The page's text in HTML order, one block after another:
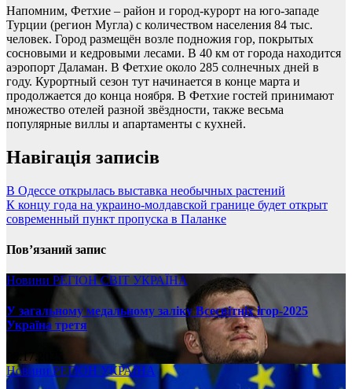
Напомним, Фетхие – район и город-курорт на юго-западе
Турции (регион Мугла) с количеством населения 84 тыс.
человек. Город размещён возле подножия гор, покрытых
сосновыми и кедровыми лесами. В 40 км от города находится
аэропорт Даламан. В Фетхие около 285 солнечных дней в
году. Курортный сезон тут начинается в конце марта и
продолжается до конца ноября. В Фетхие гостей принимают
множество отелей разной звёздности, также весьма
популярные виллы и апартаменты с кухней.
Навігація записів
В Одессе открылась выставка необычных растений
К концу года на украино-молдавской границе будет открыт
современный пункт пропуска в Паланке
Пов’язаний запис
Новини РЕГІОНСВІТ УКРАЇНА
У загальному медальному заліку Всесвітніх ігор-2025
Україна третя
08.17.2025
НовиниРЕГІОН УКРАЇНА